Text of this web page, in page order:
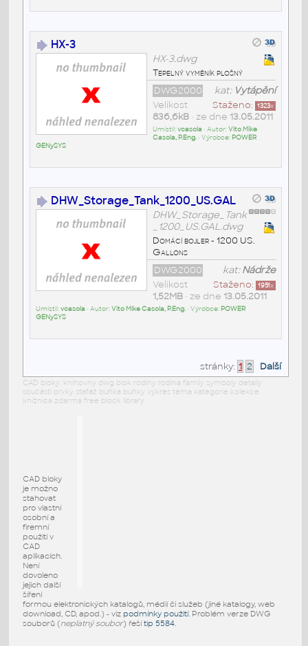
HX-3
HX-3.dwg
Tepelný vyměník plošný
kat: Vytápění
DWG2000
Staženo: 1323x
Velikost
836,6kB• ze dne 13.05.2011
Umístil:vcasola • Autor:Vito Mike
Casola, P.Eng.• Výrobce: POWER
GENySYS
DHW_Storage_Tank_1200_US.GAL
DHW_Storage_Tank
_1200_US.GAL.dwg
Domácí bojler - 1200 US.
Gallons
kat:Nádrže
DWG2000
Staženo: 1951x
Velikost
1,52MB• ze dne 13.05.2011
Umístil:vcasola • Autor:Vito Mike Casola, P.Eng.• Výrobce: POWER
GENySYS
stránky: 1 2 Další
CAD bloky: knihovny dwg blok rodiny rodina family symboly detaily
součásti prvky stafáž buňka buňky výkres téma kategorie kolekce
knižnica zdarma free block library
CAD bloky
je možno
stahovat
pro vlastní
osobní a
firemní
použití v
CAD
aplikacích.
Není
dovoleno
jejich další
šíření
formou elektronických katalogů, médií či služeb (jiné katalogy, web
download, CD, apod.) - viz podmínky použití. Problém verze DWG
souborů (neplatný soubor) řešítip 5584.